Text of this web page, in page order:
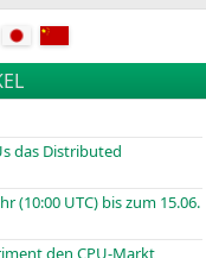
das Distributed
(10:00 UTC) bis zum 15.06.
den CPU-Markt